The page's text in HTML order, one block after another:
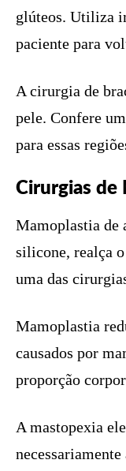
glúteos. Utiliza
paciente para
A cirurgia de
pele. Confere
para essas
Cirurgias de
Mamoplastia de
silicone, realça
uma das
Mamoplastia
causados por
proporção
A mastopexia